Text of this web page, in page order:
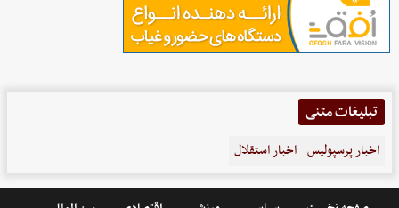
تبلیغات متنی
اخبار پرسپولیس اخبار استقلال